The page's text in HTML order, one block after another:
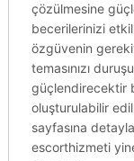
çözülmesine
becerilerinizi
özgüvenin
temasınızı
güçlendirecektir
oluşturulabilir
sayfasına
escorthizmeti